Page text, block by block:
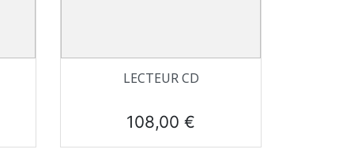
 Aperçu rapide
LECTEUR CD
Prix
108,00 €